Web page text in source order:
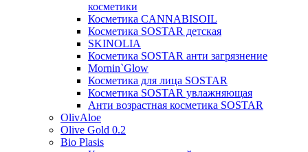
косметики
Косметика CANNABISOIL
Косметика SOSTAR детская
SKINOLIA
Косметика SOSTAR анти загрязнение
Mornin`Glow
Косметика для лица SOSTAR
Косметика SOSTAR увлажняющая
Анти возрастная косметика SOSTAR
OlivAloe
Olive Gold 0.2
Bio Plasis